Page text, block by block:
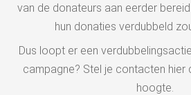
van de donateurs aan eerder
hun donaties verdubbeld
Dus loopt er een
campagne? Stel je contacten hier
hoogte.